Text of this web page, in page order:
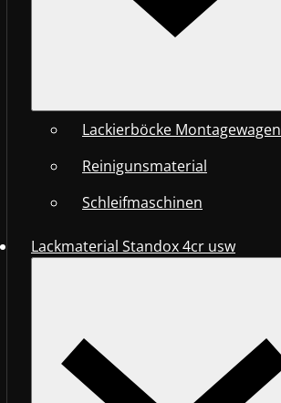
Lackierböcke Montagewagen
Reinigunsmaterial
Schleifmaschinen
Lackmaterial Standox 4cr usw